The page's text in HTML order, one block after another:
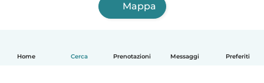
Home Cerca Prenotazioni Messaggi Preferiti
Mappa